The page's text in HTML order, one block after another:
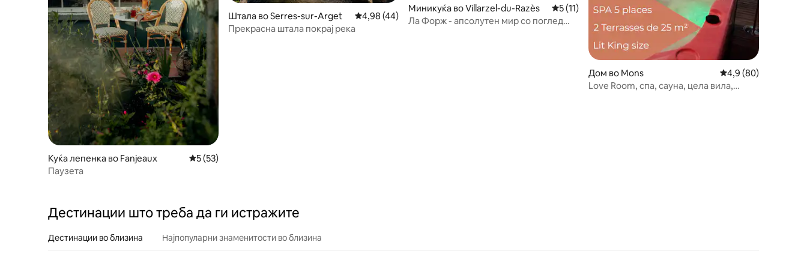
Куќа лепенка во Fanjeaux Просечна оцена: 5 од 5, 53 рецензии
5 (53)
Паузета
Штала во Serres-sur-Arget Просечна оцена: 4,98 од 5, 44 рецензии
4,98 (44)
Прекрасна штала покрај река
Миникуќа во Villarzel-du-Razès Просечна оцена: 5 од 5, 11 рецензии
5 (11)
Ла Форж - апсолутен мир со поглед
Дом во Mons Просечна оцена:
4,9 (80)
Love Room, спа, сауна, цела вила,
Дестинации што треба да ги истражите
Дестинации во близина Најпопуларни знаменитости во близина